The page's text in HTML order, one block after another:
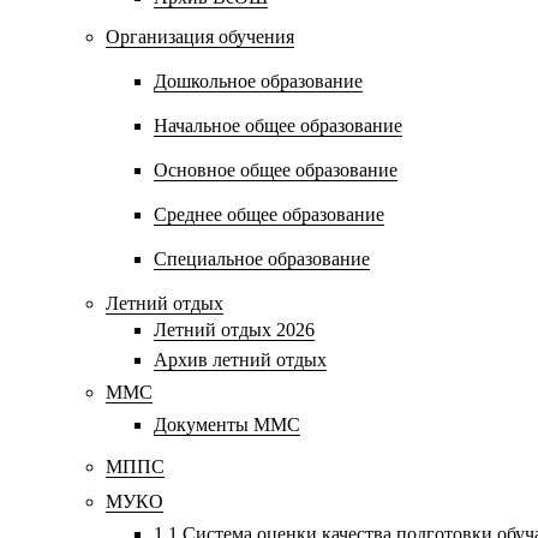
Организация обучения
Дошкольное образование
Начальное общее образование
Основное общее образование
Среднее общее образование
Специальное образование
Летний отдых
Летний отдых 2026
Архив летний отдых
ММС
Документы ММС
МППС
МУКО
1.1 Система оценки качества подготовки